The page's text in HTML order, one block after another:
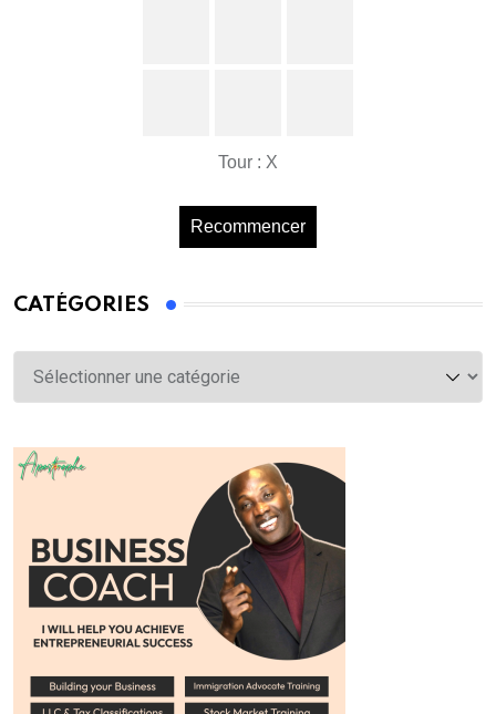
Tour : X
Recommencer
CATÉGORIES
Catégories